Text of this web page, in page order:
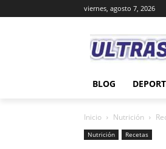
viernes, agosto 7, 2026
BLOG
Inicio Nutrición
Nutrición Recetas